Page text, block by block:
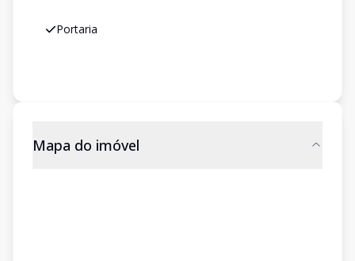
Portaria
Mapa do imóvel